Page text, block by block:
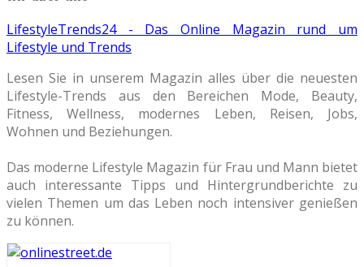
LifestyleTrends24 - Das Online Magazin rund um
Lifestyle und Trends
Lesen Sie in unserem Magazin alles über die neuesten
Lifestyle-Trends aus den Bereichen Mode, Beauty,
Fitness, Wellness, modernes Leben, Reisen, Jobs,
Wohnen und Beziehungen.
Das moderne Lifestyle Magazin für Frau und Mann bietet
auch interessante Tipps und Hintergrundberichte zu
vielen Themen um das Leben noch intensiver genießen
zu können.